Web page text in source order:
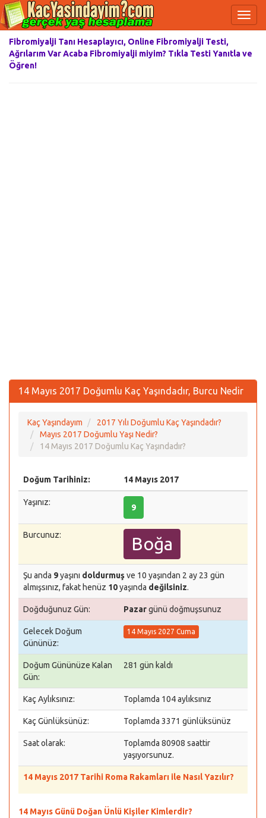
Fibromiyalji Tanı Hesaplayıcı, Online Fibromiyalji Testi,
Ağrılarım Var Acaba Fibromiyalji miyim? Tıkla Testi Yanıtla ve
Öğren!
14 Mayıs 2017 Doğumlu Kaç Yaşındadır, Burcu Nedir
Kaç Yaşındayım
2017 Yılı Doğumlu Kaç Yaşındadır?
Mayıs 2017 Doğumlu Yaşı Nedir?
14 Mayıs 2017 Doğumlu Kaç Yaşındadır?
Doğum Tarihiniz: 14 Mayıs 2017
Yaşınız:
9
Burcunuz: Boğa
Şu anda 9yaşını doldurmuşve 10 yaşından 2 ay 23 gün
almışsınız, fakat henüz 10yaşında değilsiniz.
Doğduğunuz Gün: Pazargünü doğmuşsunuz
Gelecek Doğum
Gününüz:
14 Mayıs 2027 Cuma
Doğum Gününüze Kalan
Gün:
281 gün kaldı
Kaç Aylıksınız: Toplamda 104 aylıksınız
Kaç Günlüksünüz: Toplamda 3371 günlüksünüz
Saat olarak:
Toplamda 80908 saattir
yaşıyorsunuz.
14 Mayıs 2017 Tarihi Roma Rakamları ile Nasıl Yazılır?
14 Mayıs Günü Doğan Ünlü Kişiler Kimlerdir?